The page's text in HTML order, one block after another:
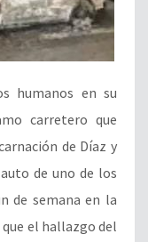
humanos en su
carretero que
de Díaz y
de uno de los
de semana en la
el hallazgo del